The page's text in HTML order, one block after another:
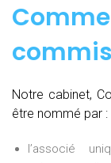
Notre cabinet,
être nommé par :
l’associé